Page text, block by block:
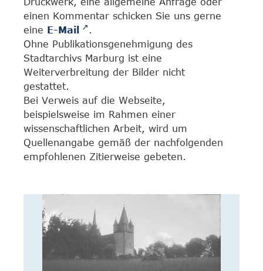
einen Kommentar schicken Sie uns gerne
eine E-Mail
.
Ohne Publikationsgenehmigung des
Stadtarchivs Marburg ist eine
Weiterverbreitung der Bilder nicht
gestattet.
Bei Verweis auf die Webseite,
beispielsweise im Rahmen einer
wissenschaftlichen Arbeit, wird um
Quellenangabe gemäß der nachfolgenden
empfohlenen Zitierweise gebeten.